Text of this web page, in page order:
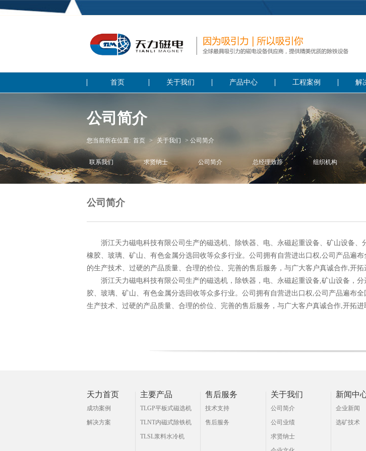
首页 关于我们 产品中心 工程案例 解
公司简介
您当前所在位置: 首页 > 关于我们 > 公司简介
联系我们 求贤纳士 公司简介 总经理致辞 组织机构
公司简介
浙江天力磁电科技有限公司生产的磁选机、除铁器、电、永磁起重设备、 矿山设备、
橡胶、玻璃、矿山、有色金属分选回收等众多行业。公司拥有自营进出口权,公司产品遍布
的生产技术、过硬的产品质量、合理的价位、完善的售后服务，与广大客户真诚合作,开拓
浙江天力磁电科技有限公司生产的磁选机，除铁器，电、永磁起重设备,矿山设备，分
胶、玻璃、矿山、有色金属分选回收等众多行业。公司拥有自营进出口权,公司产品遍布全
生产技术、过硬的产品质量、合理的价位、完善的售后服务，与广大客户真诚合作,开拓进
天力首页
成功案例
解决方案
主要产品
TLGP平板式磁选机
TLNT内磁式除铁机
TLSL浆料水冷机
售后服务
技术支持
售后服务
关于我们
公司简介
公司业绩
求贤纳士
新闻中
企业新闻
选矿技术